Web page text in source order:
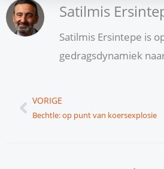
Satilmis
Satilmis Ersintepe is
gedragsdynamiek
Vorige
VORIGE
Bechtle: op punt van koersexplosie